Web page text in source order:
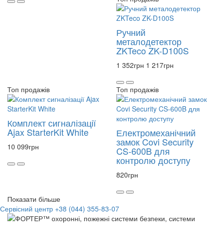
Ручний
металодетектор
ZKTeco ZK-D100S
1 352грн 1 217грн
Топ продажів
Комплект сигналізації
Ajax StarterKit White
10 099грн
Топ продажів
Електромеханічний
замок Covi Security
CS-600B для
контролю доступу
820грн
Показати більше
Сервісний центр +38 (044) 355-83-07